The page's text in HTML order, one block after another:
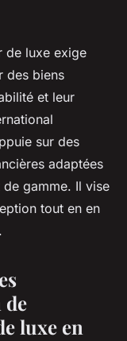
service
de luxe exige
des biens
et leur
sur des
adaptées
gamme. Il vise
tout en en
de
luxe en